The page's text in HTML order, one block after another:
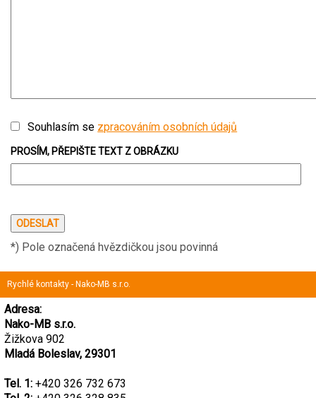
Souhlasím se zpracováním osobních údajů
PROSÍM, PŘEPIŠTE TEXT Z OBRÁZKU
*) Pole označená hvězdičkou jsou povinná
Rychlé kontakty - Nako-MB s.r.o.
Adresa:
Nako-MB s.r.o.
Žižkova 902
Mladá Boleslav, 29301
Tel. 1: +420 326 732 673